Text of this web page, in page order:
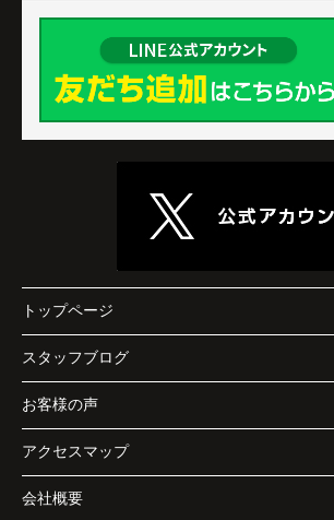
トップページ
スタッフブログ
お客様の声
アクセスマップ
会社概要